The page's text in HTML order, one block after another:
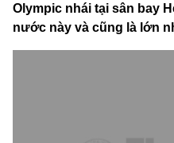
Olympic nhái tại sân bay
nước này và cũng là lớn